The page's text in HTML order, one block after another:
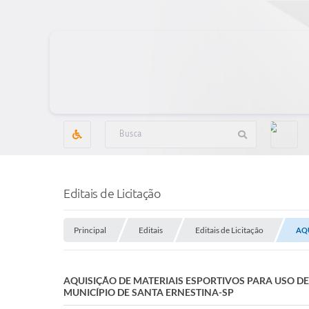
Editais de Licitação
Principal Editais Editais de Licitação
AQUISIÇÃO DE MATERIAIS ESPORTIVOS PARA USO
MUNICÍPIO DE SANTA ERNESTINA-SP